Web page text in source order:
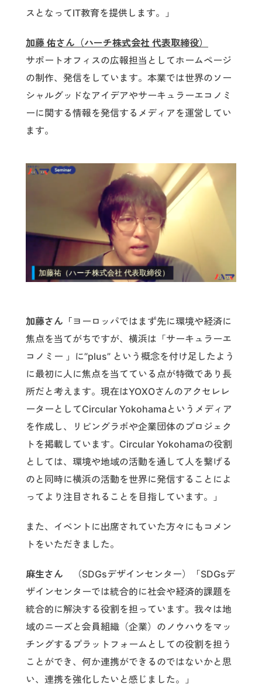
スとなってIT教育を提供します。」
加藤 佑さん（ハーチ株式会社 代表取締役）
サポートオフィスの広報担当としてホームページ
の制作、発信をしています。本業では世界のソー
シャルグッドなアイデアやサーキュラーエコノミ
ーに関する情報を発信するメディアを運営してい
ます。
加藤さん「ヨーロッパではまず先に環境や経済に
焦点を当てがちですが、横浜は「サーキュラーエ
コノミー 」に”plus” という概念を付け足したよう
に最初に人に焦点を当てている点が特徴であり長
所だと考えます。現在はYOXOさんのアクセレレ
ーターとしてCircular Yokohamaというメディア
を作成し、リビングラボや企業団体のプロジェク
トを掲載しています。Circular Yokohamaの役割
としては、環境や地域の活動を通して人を繋げる
のと同時に横浜の活動を世界に発信することによ
ってより注目されることを目指しています。」
また、イベントに出席されていた方々にもコメン
トをいただきました。
麻生さん （SDGsデザインセンター）「SDGsデ
ザインセンターでは統合的に社会や経済的課題を
統合的に解決する役割を担っています。我々は地
域のニーズと会員組織（企業）のノウハウをマッ
チングするプラットフォームとしての役割を担う
ことができ、何か連携ができるのではないかと思
い、連携を強化したいと感じました。」